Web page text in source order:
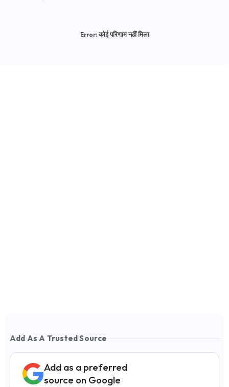
Error:कोई परिणाम नहीं मिला
Add As A Trusted Source
Add as a preferred
source on Google